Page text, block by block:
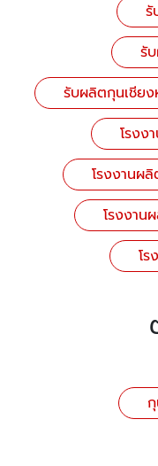
รั
รั
รับผลิตกุนเชีย
โรงง
โรงงานผ
โรงงาน
โ